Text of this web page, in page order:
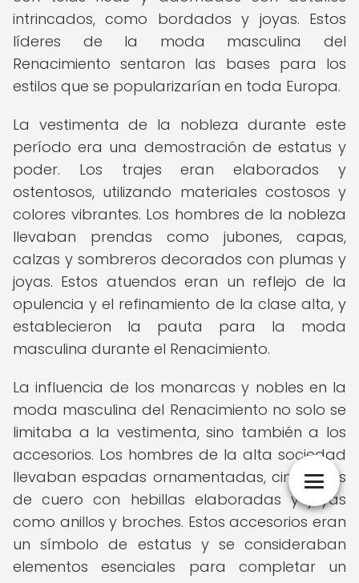
intrincados, como bordados y joyas. Estos
líderes de la moda masculina del
Renacimiento sentaron las bases para los
estilos que se popularizarían en toda Europa.
La vestimenta de la nobleza durante este
período era una demostración de estatus y
poder. Los trajes eran elaborados y
ostentosos, utilizando materiales costosos y
colores vibrantes. Los hombres de la nobleza
llevaban prendas como jubones, capas,
calzas y sombreros decorados con plumas y
joyas. Estos atuendos eran un reflejo de la
opulencia y el refinamiento de la clase alta, y
establecieron la pauta para la moda
masculina durante el Renacimiento.
La influencia de los monarcas y nobles en la
moda masculina del Renacimiento no solo se
limitaba a la vestimenta, sino también a los
accesorios. Los hombres de la alta sociedad
llevaban espadas ornamentadas, cinturones
de cuero con hebillas elaboradas y joyas
como anillos y broches. Estos accesorios eran
un símbolo de estatus y se consideraban
elementos esenciales para completar un